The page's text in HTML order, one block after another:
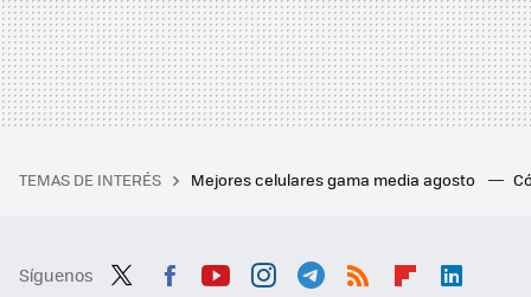
TEMAS DE INTERÉS Mejores celulares gama media agosto
Síguenos